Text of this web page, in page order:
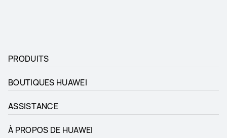
PRODUITS
BOUTIQUES HUAWEI
ASSISTANCE
À PROPOS DE HUAWEI